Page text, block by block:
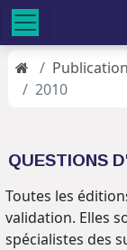
2010
QUESTIONS
Toutes les
validation. Elles
spécialistes des